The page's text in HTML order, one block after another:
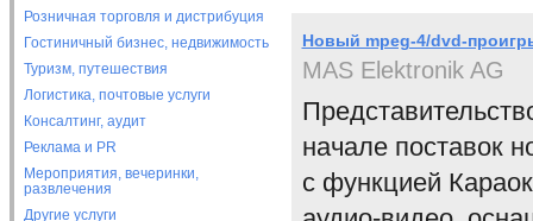
Розничная торговля и дистрибуция
Гостиничный бизнес, недвижимость
Туризм, путешествия
Логистика, почтовые услуги
Консалтинг, аудит
Реклама и PR
Мероприятия, вечеринки,
развлечения
Другие услуги
Новый mpeg-4/dvd-
MAS Elektronik AG
начале поставок
с функцией